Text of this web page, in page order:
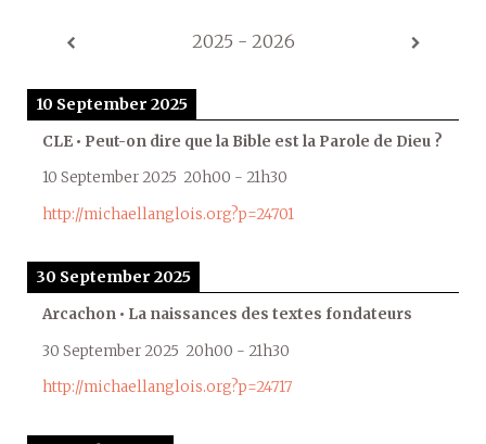
2025 - 2026
10 September 2025
CLE • Peut-on dire que la Bible est la Parole de Dieu ?
10 September 2025 20h00 - 21h30
http://michaellanglois.org?p=24701
30 September 2025
Arcachon • La naissances des textes fondateurs
30 September 2025 20h00 - 21h30
http://michaellanglois.org?p=24717